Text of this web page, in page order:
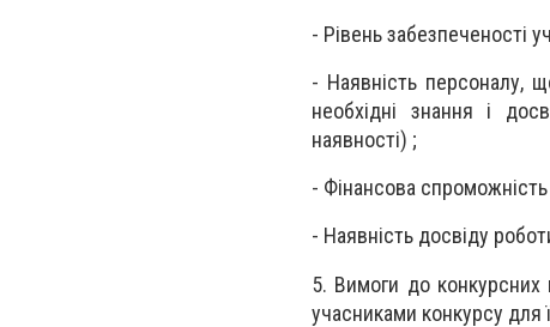
- Рівень забезпеченості
- Наявність персоналу,
необхідні знання і
наявності) ;
- Фінансова
- Наявність досвіду
5. Вимоги до конкурсних
учасниками конкурсу для